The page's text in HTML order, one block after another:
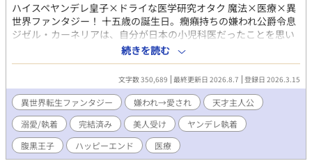
ハイスペヤンデレ皇子×ドライな医学研究オタク 魔法×医療×異
世界ファンタジー！ 十五歳の誕生日。癇癪持ちの嫌われ公爵令息
ジゼル・カーネリアは、自分が日本の小児科医だったことを思い
出す。 前世では大学病院で研究へ没頭し、過労の果てに死亡。そ
して転生した先は――横領、裏金、闇商売。数々の悪事で恐れら
れる“帝国最悪の貴族”カーネリア家だった。 家族にも使用人にも
腫れ物扱いされる厄介者。取り柄は美しい容姿だけ。いずれは厄
介払い同然に、どこかの貴族へ第二夫人として嫁がされる運命だ
った。 だがジゼルは、嫌われ者という立場を逆手に取り、自室へ
引きこもって治癒魔法研究を始める。その画期的な研究成果は、
やがて帝国中を巻き込み、多くの人々の運命を変えていく。 そし
てなぜか、彼へ異常な執着を向ける男たちまで現れ始めて……？
続きを読む
文字数 350,689 最終更新日 2026.8.7 登録日 2026.3.15
異世界転生ファンタジー 嫌われ→愛され
天才主人公
溺愛/執着
完結済み 美人受け
ヤンデレ執着
腹黒王子
ハッピーエンド 医療